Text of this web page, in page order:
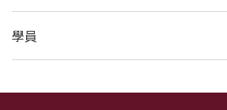
學員